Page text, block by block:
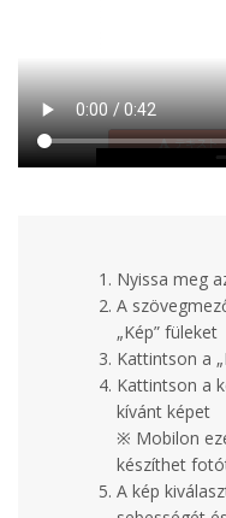
Nyissa meg
A
„Kép” füleket
Kattintson a
Kattintson a
kívánt képet
※ Mobilon
készíthet
A kép